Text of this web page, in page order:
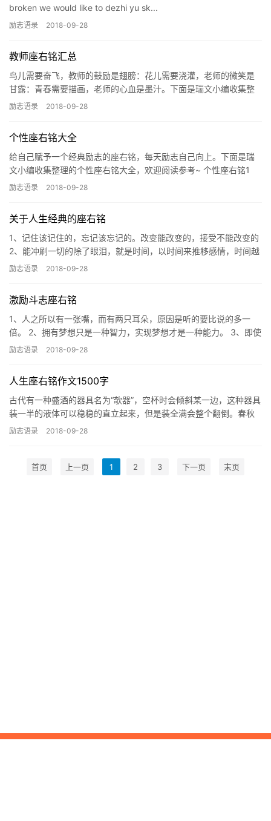
broken we would like to dezhi yu sk...
励志语录 2018-09-28
教师座右铭汇总
鸟儿需要奋飞，教师的鼓励是翅膀：花儿需要浇灌，老师的微笑是
甘露：青春需要描画，老师的心血是墨汁。下面是瑞文小编收集整
理的教师座右铭，欢迎阅读参考~ 教师座右铭1 1、生以
励志语录 2018-09-28
个性座右铭大全
给自己赋予一个经典励志的座右铭，每天励志自己向上。下面是瑞
文小编收集整理的个性座右铭大全，欢迎阅读参考~ 个性座右铭1
1、快乐是一时的，幸福是值得反复回味的。 2、我不是
励志语录 2018-09-28
关于人生经典的座右铭
1、记住该记住的，忘记该忘记的。改变能改变的，接受不能改变的
2、能冲刷一切的除了眼泪，就是时间，以时间来推移感情，时间越
长，冲突越淡，仿佛不断稀释的茶。 3、怨言是上天
励志语录 2018-09-28
激励斗志座右铭
1、人之所以有一张嘴，而有两只耳朵，原因是听的要比说的多一
倍。 2、拥有梦想只是一种智力，实现梦想才是一种能力。 3、即使
爬到最高的山上，一次也只能脚踏实地地迈一步。 4、
励志语录 2018-09-28
人生座右铭作文1500字
古代有一种盛酒的器具名为“欹器”，空杯时会倾斜某一边，这种器具
装一半的液体可以稳稳的直立起来，但是装全满会整个翻倒。春秋
五霸之一的齐桓公将欹具放在其座右，时时提醒
励志语录 2018-09-28
首页 上一页 1 2 3 下一页 末页